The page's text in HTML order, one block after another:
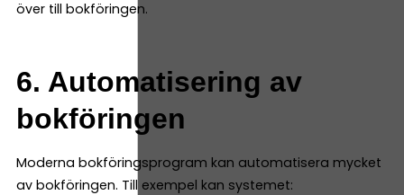
över till bokföringen.
6. Automatisering av
bokföringen
Moderna bokföringsprogram kan automatisera mycket
av bokföringen. Till exempel kan systemet: